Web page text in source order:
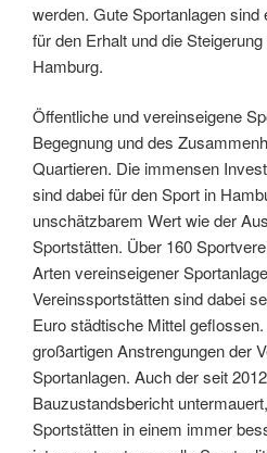
werden. Gute Sportanlagen sind
für den Erhalt und die
Hamburg.
Öffentliche und vereinseigene
Begegnung und des
Quartieren. Die immensen
sind dabei für den Sport in
unschätzbarem Wert wie der
Sportstätten. Über 160
Arten vereinseigener
Vereinssportstätten sind dabei
Euro städtische Mittel
großartigen Anstrengungen der
Sportanlagen. Auch der seit
Bauzustandsbericht
Sportstätten in einem immer